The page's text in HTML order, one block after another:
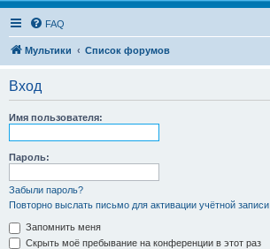
FAQ
Мультики Список форумов
Вход
Имя пользователя:
Пароль:
Забыли пароль?
Повторно выслать письмо для активации учётной записи
Запомнить меня
Скрыть моё пребывание на конференции в этот раз